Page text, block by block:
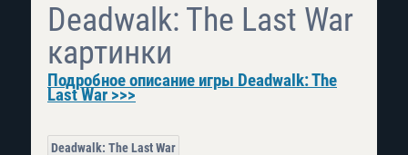
Deadwalk: The Last War
картинки
Подробное описание игры Deadwalk: The
Last War >>>
Deadwalk: The Last War